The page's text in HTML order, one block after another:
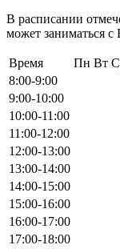
В расписании
может заниматься с
Время Пн Вт
8:00-9:00
9:00-10:00
10:00-11:00
11:00-12:00
12:00-13:00
13:00-14:00
14:00-15:00
15:00-16:00
16:00-17:00
17:00-18:00